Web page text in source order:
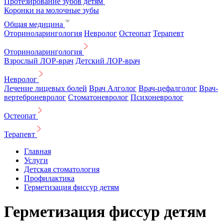
Коронки на молочные зубы
Общая медицина
Оториноларингология Невролог Остеопат Терапевт
Оториноларингология
Взрослый ЛОР-врач Детский ЛОР-врач
Невролог
Лечение лицевых болей Врач Алголог Врач-цефалголог Врач-
вертеброневролог Стоматоневролог Психоневролог
Остеопат
Терапевт
Главная
Услуги
Детская стоматология
Профилактика
Герметизация фиссур детям
Герметизация фиссур детям